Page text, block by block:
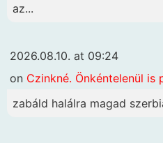
az...
2026.08.10. at 09:24
on Czinkné. Önkéntelenül is
zabáld halálra magad